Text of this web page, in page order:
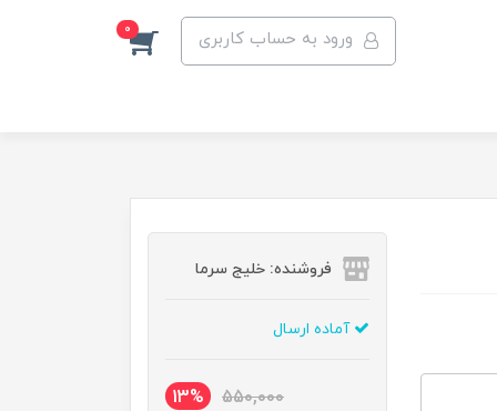
ورود به حساب کاربری 0
فروشنده: خلیج سرما
آماده ارسال
550,000
13%